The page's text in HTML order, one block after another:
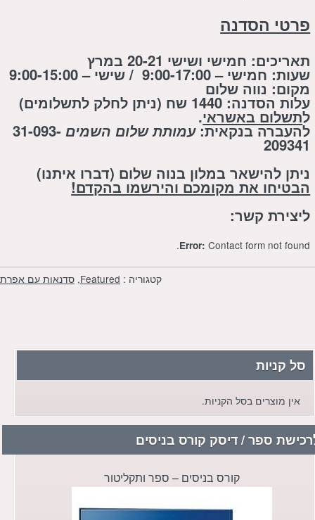
פרטי הסדנה
תאריכים: חמישי ושישי 20-21 במרץ
שעות: חמישי – 9:00-17:00 / שישי– 9:00-15:00
מקום: נווה שלום
עלות הסדנה:
לתשלום באשראי.
להעברה בנקאית:עמותת שלום השמים 31-093-
209341
ניתן להישאר במלון בנוה שלום (דברו איתנו)
הבטיחו את מקומכם והירשמו בהקדם!
ליצירת קשר:
Error: Contact form not found.
קטגוריה : Featured
, סדנאות עם אפרת
סל קניות
אין מוצרים בסל הקניות.
ספר / דיסק קורס בניסים
קורס בניסים – ספר ותקליטור
הקורס בניסים – ספר דיגיטלי